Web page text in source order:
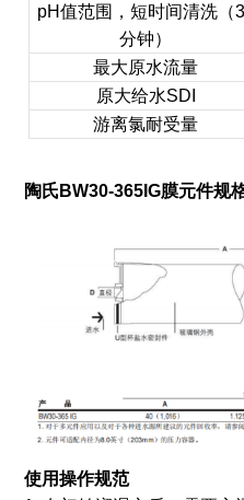
pH值范围，短时间清洗（
分钟）
最大原水流量
原大给水SDI
游离氯耐受量
陶氏BW30-365IG膜元件规
使用操作规范